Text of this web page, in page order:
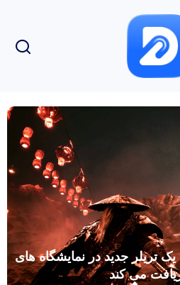
Phantom Blade Zero یک تریلر جدید در نمایشگاه های